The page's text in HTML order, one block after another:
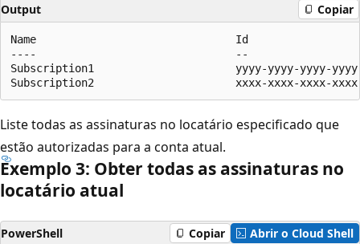
Output Copiar
Name                               Id
----                               --
Subscription1                      yyyy-yyyy-yyyy-yyyy
Liste todas as assinaturas no locatário especificado que
estão autorizadas para a conta atual.
Exemplo 3: Obter todas as assinaturas no
locatário atual
PowerShell Copiar Abrir o Cloud Shell